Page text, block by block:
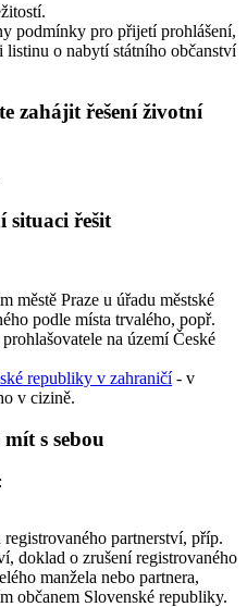
podmínky pro přijetí prohlášení,
o nabytí státního občanství
zahájit řešení životní
situaci řešit
městě Praze u úřadu městské
podle místa trvalého, popř.
na území České
republiky v zahraničí- v
v cizině.
s sebou
partnerství, příp.
doklad o zrušení registrovaného
manžela nebo partnera,
občanem Slovenské republiky.